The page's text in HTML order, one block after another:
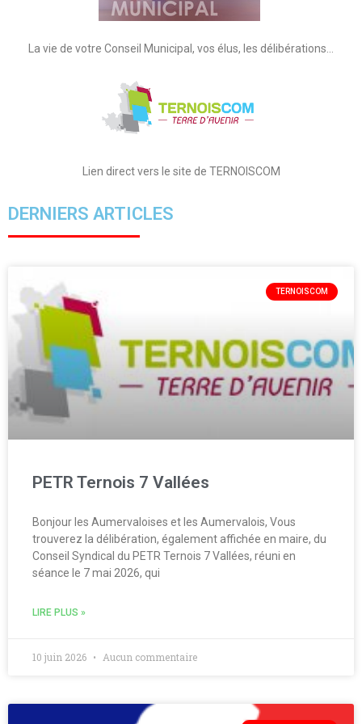
La vie de votre Conseil Municipal, vos élus, les délibérations…
Lien direct vers le site de TERNOISCOM
DERNIERS ARTICLES
TERNOISCOM
PETR Ternois 7 Vallées
Bonjour les Aumervaloises et les Aumervalois, Vous
trouverez la délibération, également affichée en maire, du
Conseil Syndical du PETR Ternois 7 Vallées, réuni en
séance le 7 mai 2026, qui
LIRE PLUS »
10 juin 2026 Aucun commentaire